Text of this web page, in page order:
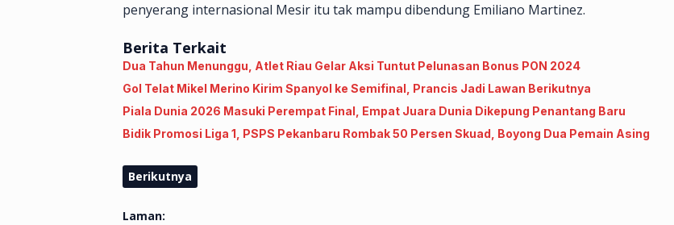
penyerang internasional Mesir itu tak mampu dibendung Emiliano Martinez.
Berita Terkait
Dua Tahun Menunggu, Atlet Riau Gelar Aksi Tuntut Pelunasan Bonus PON 2024
Gol Telat Mikel Merino Kirim Spanyol ke Semifinal, Prancis Jadi Lawan Berikutnya
Piala Dunia 2026 Masuki Perempat Final, Empat Juara Dunia Dikepung Penantang Baru
Bidik Promosi Liga 1, PSPS Pekanbaru Rombak 50 Persen Skuad, Boyong Dua Pemain Asing
Berikutnya
Laman: